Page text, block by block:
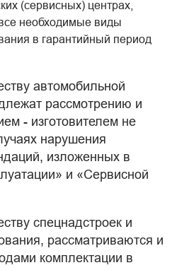
(сервисных) центрах,
необходимые виды
в гарантийный период
автомобильной
рассмотрению и
- изготовителем не
нарушения
изложенных в
и «Сервисной
спецнадстроек и
рассматриваются и
комплектации в